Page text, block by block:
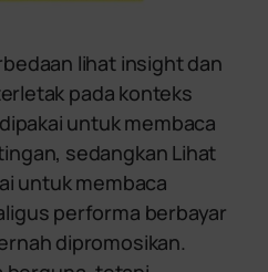
lihat insight dan
pada konteks
untuk membaca
sedangkan Lihat
untuk membaca
performa berbayar
dipromosikan.